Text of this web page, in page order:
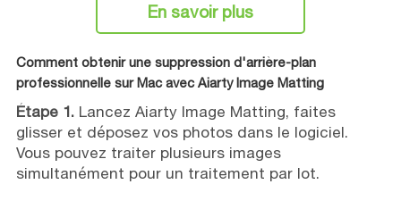
En savoir plus
Comment obtenir une suppression d'arrière-plan
professionnelle sur Mac avec Aiarty Image Matting
Étape 1.Lancez Aiarty Image Matting, faites
glisser et déposez vos photos dans le logiciel.
Vous pouvez traiter plusieurs images
simultanément pour un traitement par lot.